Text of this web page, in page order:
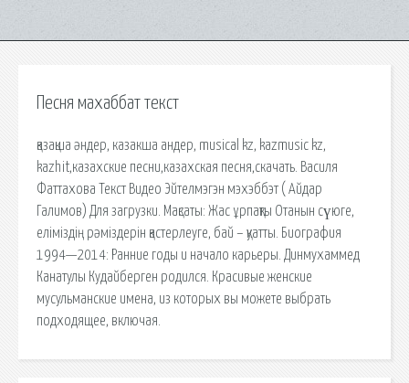
Песня махаббат текст
қазақша әндер, казакша андер, musical kz, kazmusic kz,
kazhit,казахские песни,казахская песня,скачать. Василя
Фаттахова Текст Видео Эйтелмэгэн мэхэббэт ( Айдар
Галимов) Для загрузки. Мақсаты: Жас ұрпақты Отанын сүюге,
еліміздің рәміздерін қастерлеуге, бай – қуатты. Биография
1994—2014: Ранние годы и начало карьеры. Динмухаммед
Канатулы Кудайберген родился. Красивые женские
мусульманские имена, из которых вы можете выбрать
подходящее, включая.